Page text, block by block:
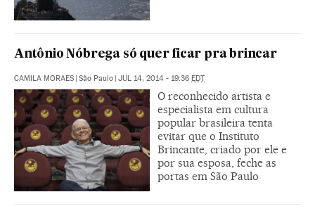
Antônio Nóbrega só quer ficar pra brincar
CAMILA MORAES São Paulo JUL 14, 2014 - 19:36 EDT
O reconhecido artista e
especialista em cultura
popular brasileira tenta
evitar que o Instituto
Brincante, criado por ele e
por sua esposa, feche as
portas em São Paulo